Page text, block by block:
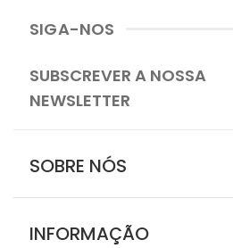
SIGA-NOS
SUBSCREVER A NOSSA
NEWSLETTER
SOBRE NÓS
INFORMAÇÃO